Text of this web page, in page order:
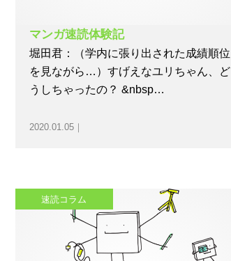
マンガ速読体験記
堀田君：（学内に張り出された成績順位
を見ながら…）すげえなユリちゃん、ど
うしちゃったの？ &nbsp…
2020.01.05｜
速読コラム